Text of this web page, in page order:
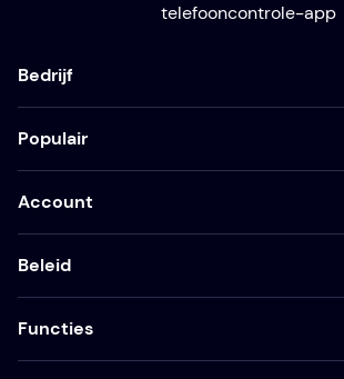
telefooncontrole-app
Bedrijf
Populair
Account
Beleid
Functies